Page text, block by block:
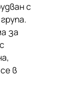
с
за
в